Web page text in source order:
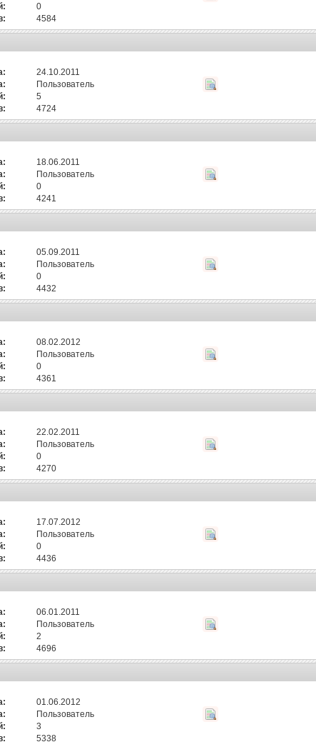
0
4584
24.10.2011
Пользователь
5
4724
18.06.2011
Пользователь
0
4241
05.09.2011
Пользователь
0
4432
08.02.2012
Пользователь
0
4361
22.02.2011
Пользователь
0
4270
17.07.2012
Пользователь
0
4436
06.01.2011
Пользователь
2
4696
01.06.2012
Пользователь
3
5338